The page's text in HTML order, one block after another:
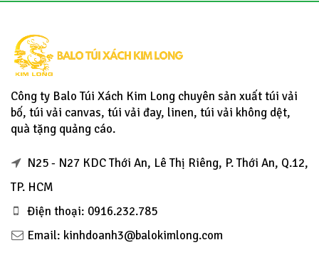
Công ty Balo Túi Xách Kim Long chuyên sản xuất túi vải
bố, túi vải canvas, túi vải đay, linen, túi vải không dệt,
quà tặng quảng cáo.
N25 - N27 KDC Thới An, Lê Thị Riêng, P. Thới An, Q.12,
TP. HCM
Điện thoại: 0916.232.785
Email: kinhdoanh3@balokimlong.com